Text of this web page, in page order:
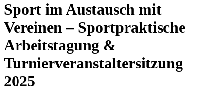
Sport im Austausch mit
Vereinen – Sportpraktische
Arbeitstagung &
Turnierveranstaltersitzung
2025